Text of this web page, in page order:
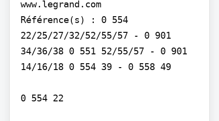
www.legrand.com
Référence(s) : 0 554
22/25/27/32/52/55/57 - 0 901
34/36/38 0 551 52/55/57 - 0 901
14/16/18 0 554 39 - 0 558 49
0 554 22